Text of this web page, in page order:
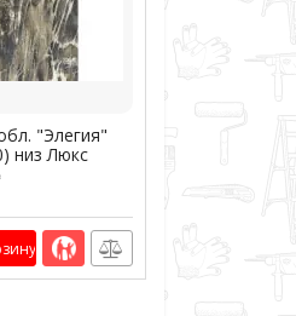
"Элегия"
низ Люкс